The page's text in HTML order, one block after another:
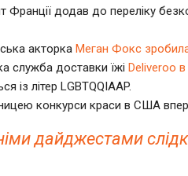
Франції додав до переліку
акторка Меган Фокс
служба доставки їжі Deliveroo
із літер LGBTQQIAAP.
конкурси краси в США
дайджестами